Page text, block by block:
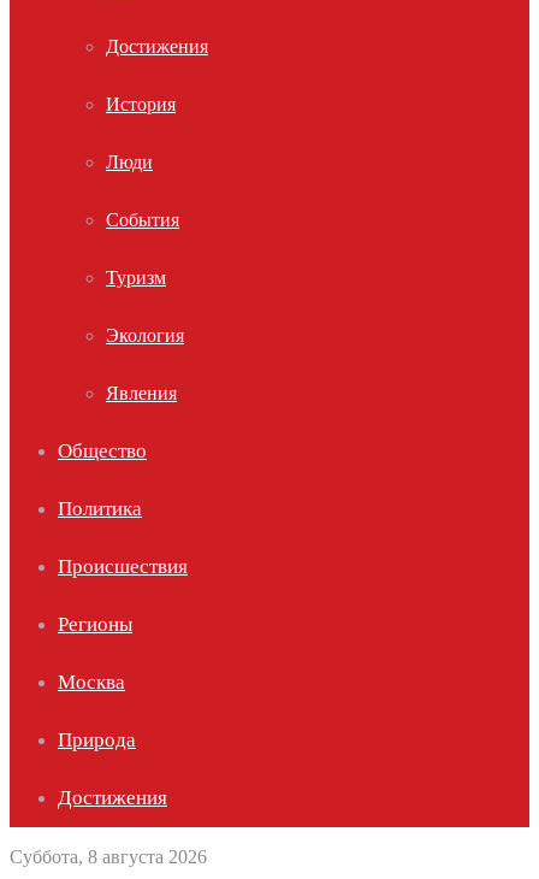
Достижения
История
Люди
События
Туризм
Экология
Явления
Общество
Политика
Происшествия
Регионы
Москва
Природа
Достижения
Суббота, 8 августа 2026